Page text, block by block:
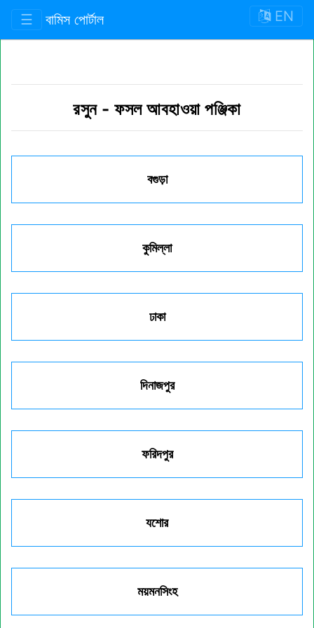
☰ বামিস পোর্টাল EN
রসুন -ফসল আবহাওয়া পঞ্জিকা
বগুড়া
কুমিল্লা
ঢাকা
দিনাজপুর
ফরিদপুর
যশোর
ময়মনসিংহ